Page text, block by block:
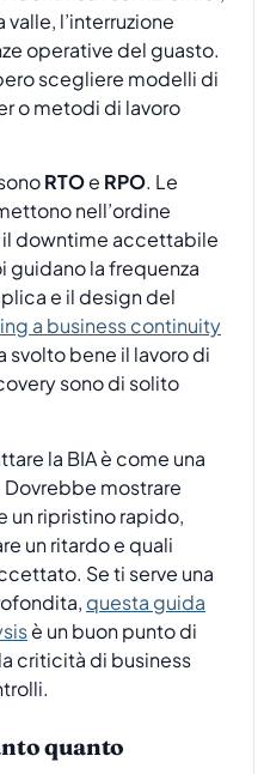
l’interruzione
operative del guasto.
scegliere modelli di
o metodi di lavoro
RTOe RPO. Le
nell’ordine
il downtime accettabile
guidano la frequenza
e il design del
a business continuity
svolto bene il lavoro di
sono di solito
la BIA è come una
mostrare
un ripristino rapido,
un ritardo e quali
Se ti serve una
questa guida
è un buon punto di
criticità di business
quanto